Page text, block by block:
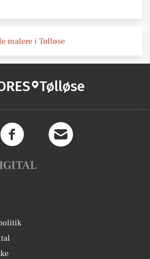
malere i Tølløse
Tølløse